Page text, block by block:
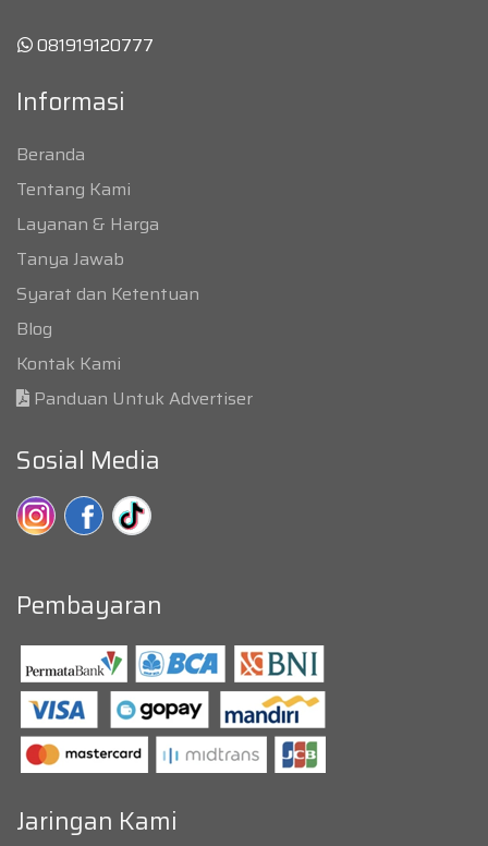
081919120777
Informasi
Beranda
Tentang Kami
Layanan & Harga
Tanya Jawab
Syarat dan Ketentuan
Blog
Kontak Kami
Panduan Untuk Advertiser
Sosial Media
Pembayaran
Jaringan Kami